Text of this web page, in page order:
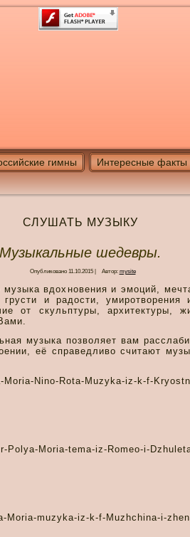
гимны Интересные факты
СЛУШАТЬ МУЗЫКУ
Музыкальные шедевры.
Опубликовано 11.10.2015| Автор: mysite
вдохновения и эмоций,
и радости, умиротворения
от скульптуры, архитектуры,
музыка позволяет вам
её справедливо считают
Moria-Nino-Rota-Muzyka-iz-k-f-
Polya-Moria-tema-iz-Romeo-i-
Moria-muzyka-iz-k-f-Muzhchina-i-